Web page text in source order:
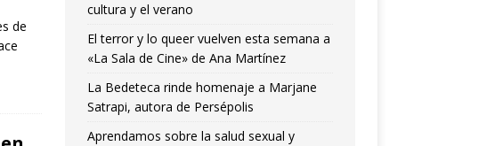
de
cultura y el verano
El terror y lo queer vuelven esta semana a
«La Sala de Cine» de Ana Martínez
La Bedeteca rinde homenaje a Marjane
Satrapi, autora de Persépolis
Aprendamos sobre la salud sexual y